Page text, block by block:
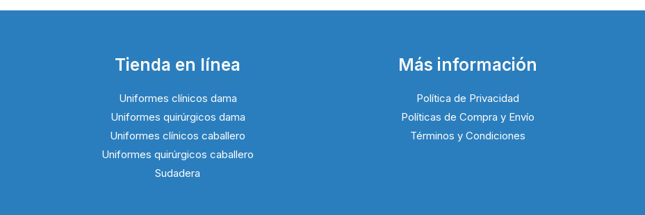
Tienda en línea
Uniformes clínicos dama
Uniformes quirúrgicos dama
Uniformes clínicos caballero
Uniformes quirúrgicos caballero
Sudadera
Más información
Política de Privacidad
Políticas de Compra y Envío
Términos y Condiciones